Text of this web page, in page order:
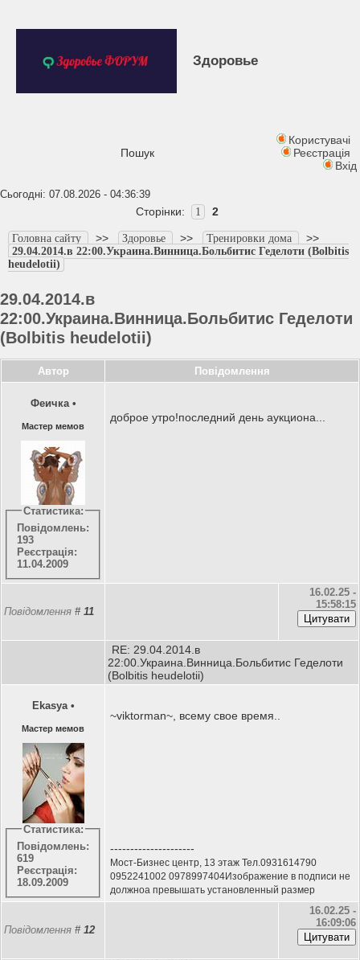
Здоровье
Пошук
Користувачі
Реєстрація
Вхід
Сьогодні: 07.08.2026 - 04:36:39
Сторінки: 1 2
Головна сайту >> Здоровье >> Тренировки дома >>
29.04.2014.в 22:00.Украина.Винница.Больбитис Геделоти (Bolbitis
heudelotii)
29.04.2014.в
22:00.Украина.Винница.Больбитис Геделоти
(Bolbitis heudelotii)
Автор Повідомлення
Феичка •
Мастер мемов
Статистика:
Повідомлень:
193
Реєстрація:
11.04.2009
доброе утро!последний день аукциона...
Повідомлення # 11
16.02.25 -
15:58:15
RE: 29.04.2014.в
22:00.Украина.Винница.Больбитис Геделоти
(Bolbitis heudelotii)
Ekasya •
Мастер мемов
Статистика:
Повідомлень:
619
Реєстрація:
18.09.2009
~viktorman~, всему свое время..
---------------------
Мост-Бизнес центр, 13 этаж Тел.0931614790
0952241002 0978997404Изображение в подписи не
должноа превышать установленный размер
Повідомлення # 12
16.02.25 -
16:09:06